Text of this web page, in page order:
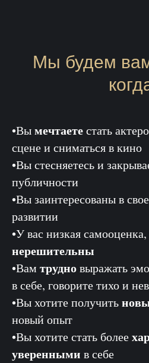
Мы будем
•Вымечтаетестать
сцене и сниматься в кино
•Вы стесняетесь и
публичности
•Вы заинтересованы в
развитии
•У вас низкая
нерешительны
•Вам трудновыражать
в себе, говорите тихо и
•Вы хотите получить
новый опыт
•Вы хотите стать более
уверенными в себе